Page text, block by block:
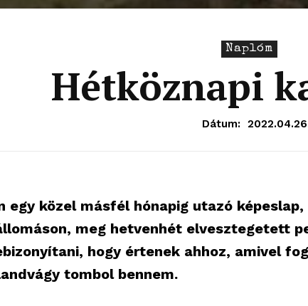
Naplóm
Hétköznapi
Dátum:
egy közel másfél hónapig utazó
meg hetvenhét elvesztegetett
hogy értenek ahhoz, amivel
tombol bennem.